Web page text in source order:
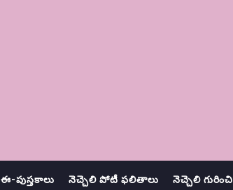
ఈ-పుస్తకాలు నెచ్చెలి పోటీ ఫలితాలు నెచ్చెలి గురించి